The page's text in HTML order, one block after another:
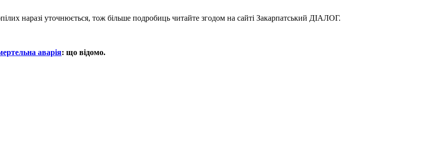
наразі уточнюється, тож більше подробиць читайте згодом на сайті Закарпатський ДІАЛОГ.
аварія: що відомо.